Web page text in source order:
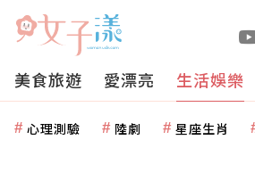
美食旅遊 愛漂亮 生活娛樂
心理測驗 陸劇 星座生肖